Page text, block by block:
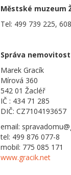
Městské
Tel: 499 739 225,
Správa
Marek Gracík
Mírová 360
542 01 Žacléř
IČ : 434 71 285
DIČ: CZ7104193657
email:
tel: 499 876 077-8
mobil: 775 085 171
www.gracik.net